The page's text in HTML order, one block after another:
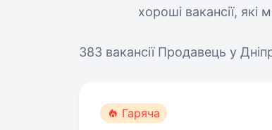
хороші вакансії, які
383 вакансії Продавець у
Гаряча